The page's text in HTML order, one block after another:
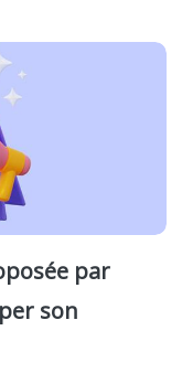
par
son